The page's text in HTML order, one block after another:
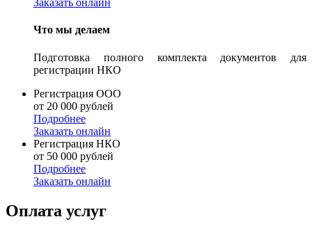
Заказать онлайн
Что мы делаем
Подготовка полного комплекта документов для
регистрации НКО
Регистрация ООО
от 20 000 рублей
Подробнее
Заказать онлайн
Регистрация НКО
от 50 000 рублей
Подробнее
Заказать онлайн
Оплата услуг